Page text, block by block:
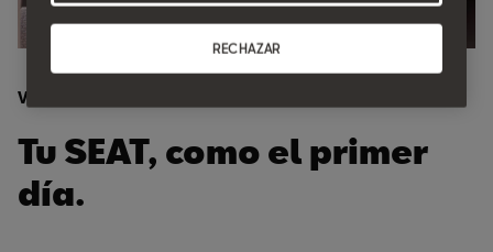
Ventajas
Tu SEAT, como el primer
día.
RECHAZAR